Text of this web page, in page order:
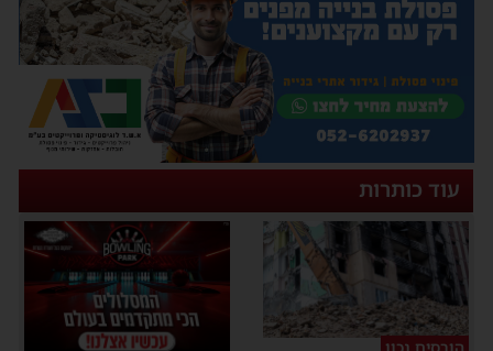
עוד כותרות